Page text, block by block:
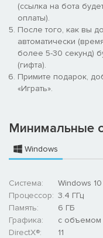
(ссылка на бота
оплаты).
После того, как вы
автоматически
более 5-30 секунд)
(гифта).
Примите подарок,
«Играть».
Минимальные
Windows
Система:
Windows
Процессор: 3.4 ГГц
Память:
6 ГБ
Графика:
с объемом
DirectX®:
11